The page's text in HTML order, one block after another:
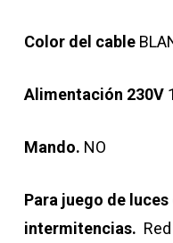
Color del cable
Alimentación 230V
Mando. NO
Para juego de
intermitencias.